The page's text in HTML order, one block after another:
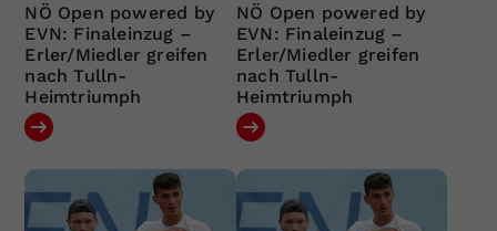
NÖ Open powered by
EVN: Finaleinzug –
Erler/Miedler greifen
nach Tulln-
Heimtriumph
NÖ Open powered by
EVN: Finaleinzug –
Erler/Miedler greifen
nach Tulln-
Heimtriumph